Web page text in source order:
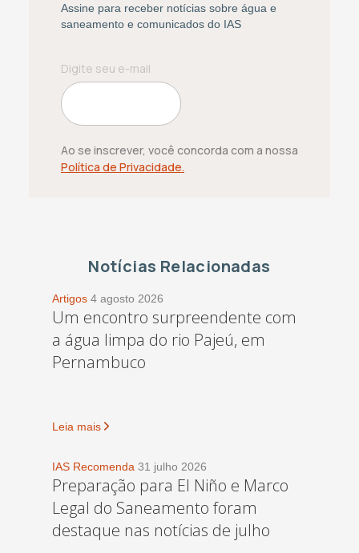
Assine para receber notícias sobre água e
saneamento e comunicados do IAS
Ao se inscrever, você concorda com a nossa
Política de Privacidade.
Notícias Relacionadas
Artigos 4 agosto 2026
Um encontro surpreendente com
a água limpa do rio Pajeú, em
Pernambuco
Leia mais
IAS Recomenda 31 julho 2026
Preparação para El Niño e Marco
Legal do Saneamento foram
destaque nas notícias de julho